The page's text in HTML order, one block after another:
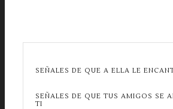
SEÑALES DE QUE A ELLA LE
SEÑALES DE QUE TUS AMIGOS SE
TI